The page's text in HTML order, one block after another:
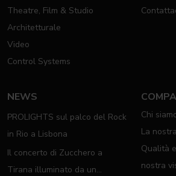
Theatre, Film & Studio
Architetturale
Video
Control Systems
NEWS
PROLIGHTS sul palco del Rock
in Rio a Lisbona
Il concerto di Zucchero a
Tirana illuminato da un
Chi
La
Qualità
nostra